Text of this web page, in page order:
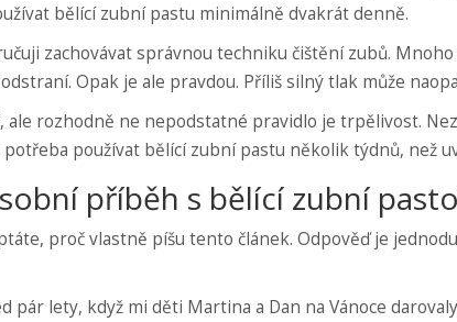
bělící zubní pastu minimálně dvakrát denně.
zachovávat správnou techniku čištění zubů.
Opak je ale pravdou. Příliš silný tlak může
ale rozhodně ne nepodstatné pravidlo je trpělivost.
používat bělící zubní pastu několik týdnů, než
příběh s bělící zubní
proč vlastně píšu tento článek. Odpověď je
pár lety, když mi děti Martina a Dan na Vánoce